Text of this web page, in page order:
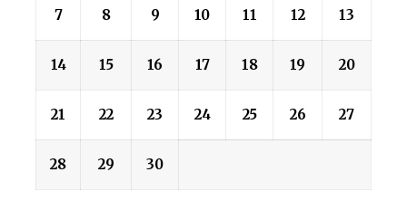
7 8 9 10 11 12 13
14 15 16 17 18 19 20
21 22 23 24 25 26 27
28 29 30